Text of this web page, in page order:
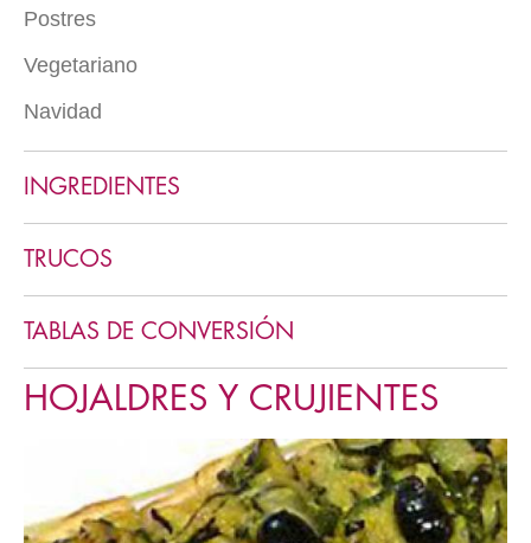
Tartas saladas y creppes
De vaso
Entrantes veritas
Ensaladas veritas
Postres
Pasteles, tartas y cupcakes
Postres en vaso
Vegetariano
Varios vegetarianos
Navidad
Menú clásico
INGREDIENTES
TRUCOS
TABLAS DE CONVERSIÓN
HOJALDRES Y CRUJIENTES